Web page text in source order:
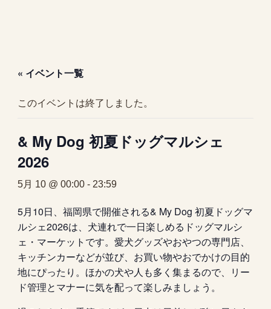
« イベント一覧
このイベントは終了しました。
& My Dog 初夏ドッグマルシェ
2026
5月 10 @ 00:00- 23:59
5月10日、福岡県で開催される& My Dog 初夏ドッグマ
ルシェ2026は、犬連れで一日楽しめるドッグマルシ
ェ・マーケットです。愛犬グッズやおやつの専門店、
キッチンカーなどが並び、お買い物やおでかけの目的
地にぴったり。ほかの犬や人も多く集まるので、リー
ド管理とマナーに気を配って楽しみましょう。